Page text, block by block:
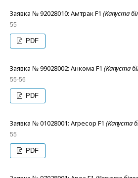
Заявка № 92028010: Амтрак F1 (Капуста
55
PDF
Заявка № 99028002: Анкома F1 (Капуста
55-56
PDF
Заявка № 01028001: Агресор F1 (Капуста
55
PDF